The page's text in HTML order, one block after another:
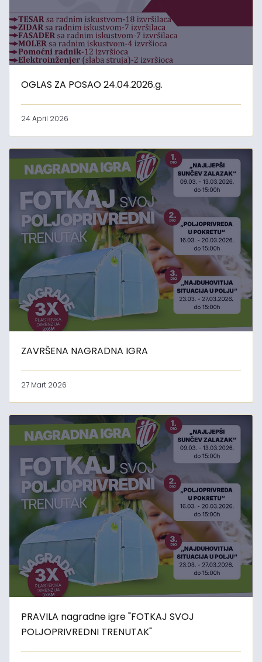
OGLAS ZA POSAO 24.04.2026.g.
24 April 2026
ZAVRŠENA NAGRADNA IGRA
27 Mart 2026
PRAVILA nagradne igre "FOTKAJ SVOJ
POLJOPRIVREDNI TRENUTAK"